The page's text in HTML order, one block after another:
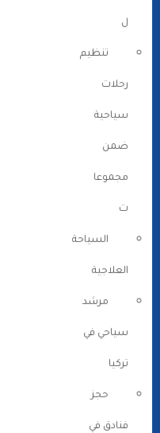
ل
تنظيم
رحلات
سياحية
ضمن
مجموعا
ت
السياحة
العلاجية
مرشد
سياحي في
تركيا
حجز
فنادق في